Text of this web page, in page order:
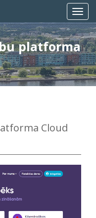
platforma
Cloud